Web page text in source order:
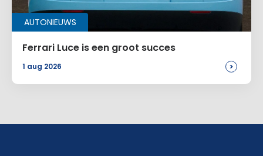
AUTONIEUWS
Ferrari Luce is een groot succes
1 aug 2026 >